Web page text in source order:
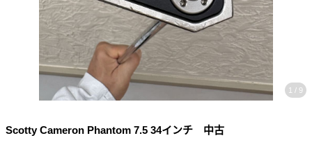
1 / 9
Scotty Cameron Phantom 7.5 34インチ 中古